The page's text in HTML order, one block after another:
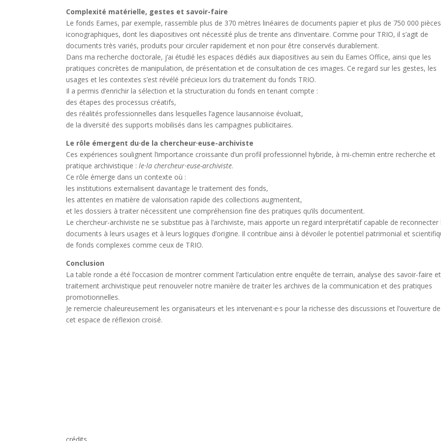
Complexité matérielle, gestes et savoir-faire
Le fonds Eames, par exemple, rassemble plus de 370 mètres linéaires de documents papier et plus de 750 000 pièces
iconographiques, dont les diapositives ont nécessité plus de trente ans d’inventaire. Comme pour TRIO, il s’agit de
documents très variés, produits pour circuler rapidement et non pour être conservés durablement.
Dans ma recherche doctorale, j’ai étudié les espaces dédiés aux diapositives au sein du Eames Office, ainsi que les
pratiques concrètes de manipulation, de présentation et de consultation de ces images. Ce regard sur les gestes, les
usages et les contextes s’est révélé précieux lors du traitement du fonds TRIO.
Il a permis d’enrichir la sélection et la structuration du fonds en tenant compte :
des étapes des processus créatifs,
des réalités professionnelles dans lesquelles l’agence lausannoise évoluait,
de la diversité des supports mobilisés dans les campagnes publicitaires.
Le rôle émergent du·de la chercheur·euse-archiviste
Ces expériences soulignent l’importance croissante d’un profil professionnel hybride, à mi-chemin entre recherche et
pratique archivistique :le·la chercheur·euse-archiviste.
Ce rôle émerge dans un contexte où :
les institutions externalisent davantage le traitement des fonds,
les attentes en matière de valorisation rapide des collections augmentent,
et les dossiers à traiter nécessitent une compréhension fine des pratiques qu’ils documentent.
Le chercheur-archiviste ne se substitue pas à l’archiviste, mais apporte un regard interprétatif capable de reconnecter
documents à leurs usages et à leurs logiques d’origine. Il contribue ainsi à dévoiler le potentiel patrimonial et
de fonds complexes comme ceux de TRIO.
Conclusion
La table ronde a été l’occasion de montrer comment l’articulation entre enquête de terrain, analyse des savoir-faire et
traitement archivistique peut renouveler notre manière de traiter les archives de la communication et des pratiques
promotionnelles.
Je remercie chaleureusement les organisateurs et les intervenant·e·s pour la richesse des discussions et l’ouverture de
cet espace de réflexion croisé.